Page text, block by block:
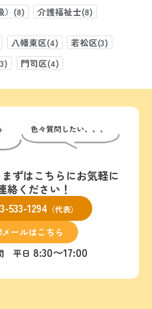
）(8)
介護福祉士(8)
八幡東区(4)
若松区(3)
門司区(4)
色々質問したい、、、
ずはこちらにお気軽に
絡ください！
533-1294 （代表）
メールはこちら
平日 8:30〜17:00